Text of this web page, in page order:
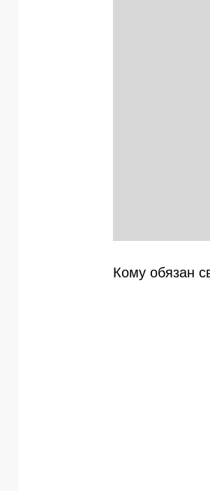
Кому обязан